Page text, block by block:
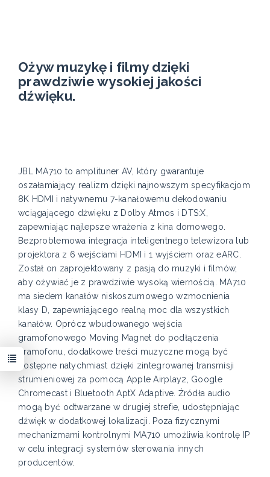
Ożyw muzykę i filmy dzięki
prawdziwie wysokiej jakości
dźwięku.
JBL MA710 to amplituner AV, który gwarantuje
oszałamiający realizm dzięki najnowszym specyfikacjom
8K HDMI i natywnemu 7-kanałowemu dekodowaniu
wciągającego dźwięku z Dolby Atmos i DTS:X,
zapewniając najlepsze wrażenia z kina domowego.
Bezproblemowa integracja inteligentnego telewizora lub
projektora z 6 wejściami HDMI i 1 wyjściem oraz eARC.
Został on zaprojektowany z pasją do muzyki i filmów,
aby ożywiać je z prawdziwie wysoką wiernością. MA710
ma siedem kanałów niskoszumowego wzmocnienia
klasy D, zapewniającego realną moc dla wszystkich
kanałów. Oprócz wbudowanego wejścia
gramofonowego Moving Magnet do podłączenia
gramofonu, dodatkowe treści muzyczne mogą być
dostępne natychmiast dzięki zintegrowanej transmisji
strumieniowej za pomocą Apple Airplay2, Google
Chromecast i Bluetooth AptX Adaptive. Źródła audio
mogą być odtwarzane w drugiej strefie, udostępniając
dźwięk w dodatkowej lokalizacji. Poza fizycznymi
mechanizmami kontrolnymi MA710 umożliwia kontrolę IP
w celu integracji systemów sterowania innych
producentów.